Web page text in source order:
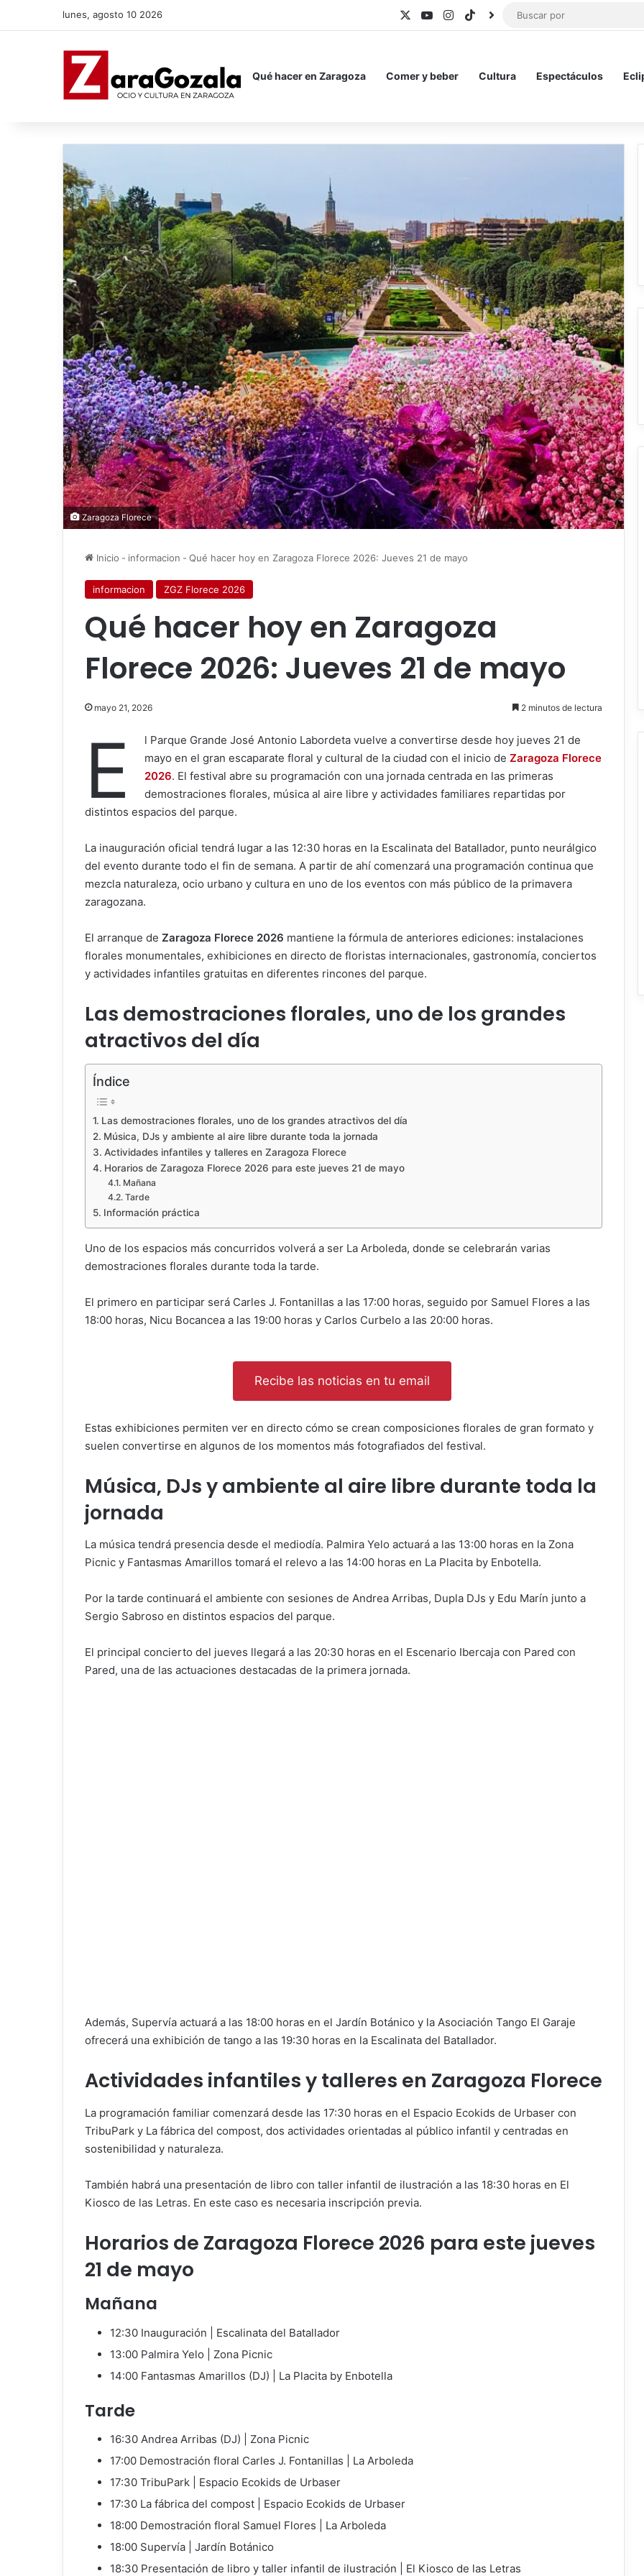
lunes, agosto 10 2026 YouTubeInstagram
TikTokBlueSky
Qué hacer en Zaragoza Comer y beber Cultura Espectáculos
Zaragoza Florece
Inicio - informacion - Qué hacer hoy en Zaragoza Florece 2026: Jueves 21 de mayo
informacion ZGZ Florece 2026
Qué hacer hoy en Zaragoza
Florece 2026: Jueves 21 de mayo
mayo 21, 2026 2 minutos de lectura
E
l Parque Grande José Antonio Labordeta vuelve a convertirse desde hoy jueves 21 de
mayo en el gran escaparate floral y cultural de la ciudad con el inicio de Zaragoza Florece
2026. El festival abre su programación con una jornada centrada en las primeras
demostraciones florales, música al aire libre y actividades familiares repartidas por
distintos espacios del parque.
La inauguración oficial tendrá lugar a las 12:30 horas en la Escalinata del Batallador, punto neurálgico
del evento durante todo el fin de semana. A partir de ahí comenzará una programación continua que
mezcla naturaleza, ocio urbano y cultura en uno de los eventos con más público de la primavera
zaragozana.
El arranque de Zaragoza Florece 2026 mantiene la fórmula de anteriores ediciones: instalaciones
florales monumentales, exhibiciones en directo de floristas internacionales, gastronomía, conciertos
y actividades infantiles gratuitas en diferentes rincones del parque.
Las demostraciones florales, uno de los grandes
atractivos del día
Índice
Las demostraciones florales, uno de los grandes atractivos del día
Música, DJs y ambiente al aire libre durante toda la jornada
Actividades infantiles y talleres en Zaragoza Florece
Horarios de Zaragoza Florece 2026 para este jueves 21 de mayo
Mañana
Tarde
Información práctica
Uno de los espacios más concurridos volverá a ser La Arboleda, donde se celebrarán varias
demostraciones florales durante toda la tarde.
El primero en participar será Carles J. Fontanillas a las 17:00 horas, seguido por Samuel Flores a las
18:00 horas, Nicu Bocancea a las 19:00 horas y Carlos Curbelo a las 20:00 horas.
Recibe las noticias en tu email
Estas exhibiciones permiten ver en directo cómo se crean composiciones florales de gran formato y
suelen convertirse en algunos de los momentos más fotografiados del festival.
Música, DJs y ambiente al aire libre durante toda la
jornada
La música tendrá presencia desde el mediodía. Palmira Yelo actuará a las 13:00 horas en la Zona
Picnic y Fantasmas Amarillos tomará el relevo a las 14:00 horas en La Placita by Enbotella.
Por la tarde continuará el ambiente con sesiones de Andrea Arribas, Dupla DJs y Edu Marín junto a
Sergio Sabroso en distintos espacios del parque.
El principal concierto del jueves llegará a las 20:30 horas en el Escenario Ibercaja con Pared con
Pared, una de las actuaciones destacadas de la primera jornada.
Además, Supervía actuará a las 18:00 horas en el Jardín Botánico y la Asociación Tango El Garaje
ofrecerá una exhibición de tango a las 19:30 horas en la Escalinata del Batallador.
Actividades infantiles y talleres en Zaragoza Florece
La programación familiar comenzará desde las 17:30 horas en el Espacio Ecokids de Urbaser con
TribuPark y La fábrica del compost, dos actividades orientadas al público infantil y centradas en
sostenibilidad y naturaleza.
También habrá una presentación de libro con taller infantil de ilustración a las 18:30 horas en El
Kiosco de las Letras. En este caso es necesaria inscripción previa.
Horarios de Zaragoza Florece 2026 para este jueves
21 de mayo
Mañana
12:30 Inauguración | Escalinata del Batallador
13:00 Palmira Yelo | Zona Picnic
14:00 Fantasmas Amarillos (DJ) | La Placita by Enbotella
Tarde
16:30 Andrea Arribas (DJ) | Zona Picnic
17:00 Demostración floral Carles J. Fontanillas | La Arboleda
17:30 TribuPark | Espacio Ecokids de Urbaser
17:30 La fábrica del compost | Espacio Ecokids de Urbaser
18:00 Demostración floral Samuel Flores | La Arboleda
18:00 Supervía | Jardín Botánico
18:30 Presentación de libro y taller infantil de ilustración | El Kiosco de las Letras